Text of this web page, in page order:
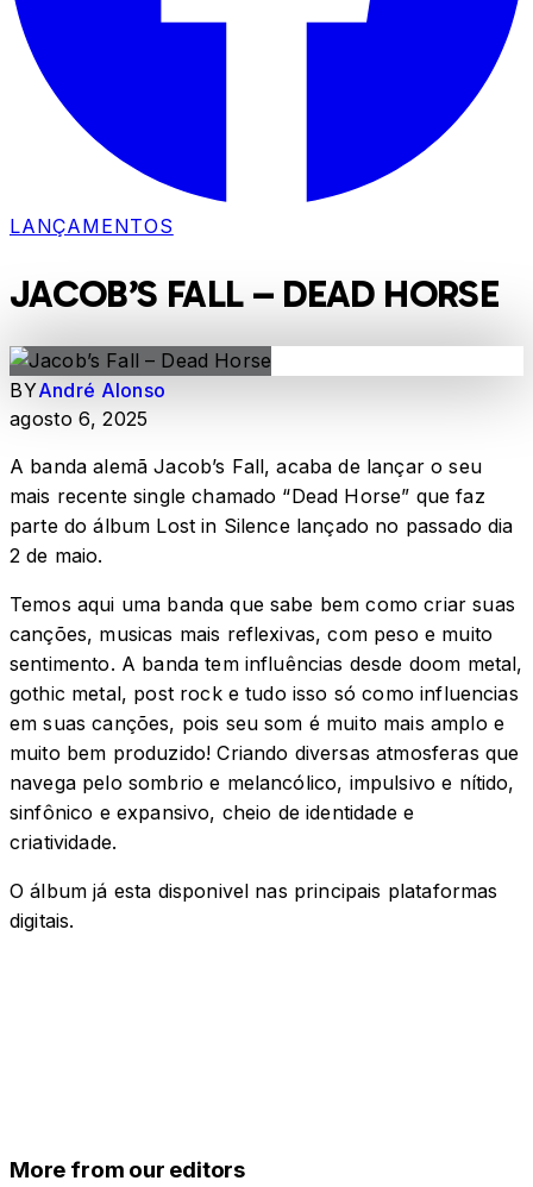
LANÇAMENTOS
JACOB’S FALL – DEAD HORSE
BYAndré Alonso
agosto 6, 2025
A banda alemã Jacob’s Fall, acaba de lançar o seu
mais recente single chamado “Dead Horse” que faz
parte do álbum Lost in Silence lançado no passado dia
2 de maio.
Temos aqui uma banda que sabe bem como criar suas
canções, musicas mais reflexivas, com peso e muito
sentimento. A banda tem influências desde doom metal,
gothic metal, post rock e tudo isso só como influencias
em suas canções, pois seu som é muito mais amplo e
muito bem produzido! Criando diversas atmosferas que
navega pelo sombrio e melancólico, impulsivo e nítido,
sinfônico e expansivo, cheio de identidade e
criatividade.
O álbum já esta disponivel nas principais plataformas
digitais.
More from our editors